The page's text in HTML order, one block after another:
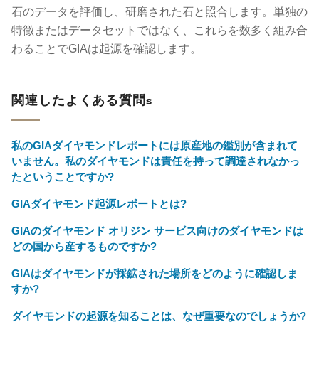
石のデータを評価し、研磨された石と照合します。単独の
特徴またはデータセットではなく、これらを数多く組み合
わることでGIAは起源を確認します。
関連したよくある質問s
私のGIAダイヤモンドレポートには原産地の鑑別が含まれて
いません。私のダイヤモンドは責任を持って調達されなかっ
たということですか?
GIAダイヤモンド起源レポートとは?
GIAのダイヤモンド オリジン サービス向けのダイヤモンドは
どの国から産するものですか?
GIAはダイヤモンドが採鉱された場所をどのように確認しま
すか?
ダイヤモンドの起源を知ることは、なぜ重要なのでしょうか?